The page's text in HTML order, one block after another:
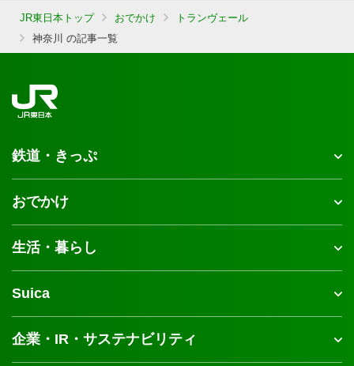
き
ま
JR東日本トップ おでかけ
トランヴェール
神奈川 の記事一覧
鉄道・きっぷ
おでかけ
生活・暮らし
Suica
企業・IR・サステナビリティ